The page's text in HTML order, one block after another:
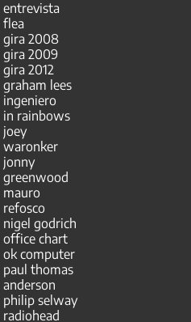
entrevista
flea
gira 2008
gira 2009
gira 2012
graham lees
ingeniero
in rainbows
joey
waronker
jonny
greenwood
mauro
refosco
nigel godrich
office chart
ok computer
paul thomas
anderson
philip selway
radiohead